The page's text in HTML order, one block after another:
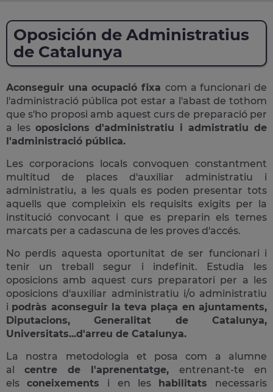
Oposición de Administratius
de Catalunya
Aconseguir una ocupació fixa com a funcionari de
l'administració pública pot estar a l'abast de tothom
que s'ho proposi amb aquest curs de preparació per
a les oposicions d'administratiu i admistratiu de
l'administració pública.
Les corporacions locals convoquen constantment
multitud de places d'auxiliar administratiu i
administratiu, a les quals es poden presentar tots
aquells que compleixin els requisits exigits per la
institució convocant i que es preparin els temes
marcats per a cadascuna de les proves d'accés.
No perdis aquesta oportunitat de ser funcionari i
tenir un treball segur i indefinit. Estudia les
oposicions amb aquest curs preparatori per a les
oposicions d'auxiliar administratiu i/o administratiu
i podràs aconseguir la teva plaça en ajuntaments,
Diputacions, Generalitat de Catalunya,
Universitats...d'arreu de Catalunya.
La nostra metodologia et posa com a alumne
al centre de l'aprenentatge, entrenant-te en
elsconeixements i en les habilitats necessaris